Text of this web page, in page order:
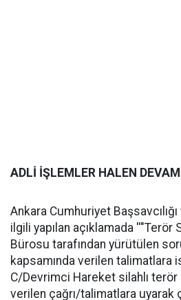
ADLİ İŞLEMLER HALEN
Ankara Cumhuriyet
ilgili yapılan açıklamada ''"Terör
Bürosu tarafından yürütülen
kapsamında verilen talimatlara
C/Devrimci Hareket silahlı terör
verilen çağrı/talimatlara uyarak